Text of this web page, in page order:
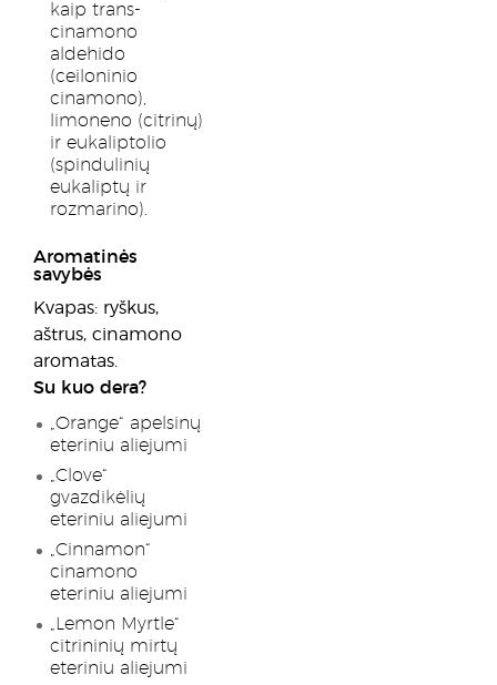
kaip trans-
cinamono
aldehido
(ceiloninio
cinamono),
limoneno (citrinų)
ir eukaliptolio
(spindulinių
eukaliptų ir
rozmarino).
Aromatinės
savybės
Kvapas: ryškus,
aštrus, cinamono
aromatas.
Su kuo dera?
„Orange“ apelsinų
eteriniu aliejumi
„Clove“
gvazdikėlių
eteriniu aliejumi
„Cinnamon“
cinamono
eteriniu aliejumi
„Lemon Myrtle“
citrininių mirtų
eteriniu aliejumi